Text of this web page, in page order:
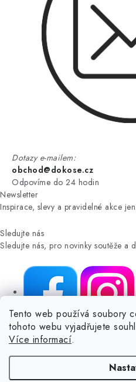
Tento web používá soubory
tohoto webu vyjadřujete
Více informací.
Dotazy e-mailem:
obchod@dokose.cz
Odpovíme do 24 hodin
Newsletter
Inspirace, slevy a pravidelné akce
Sledujte nás
Sledujte nás, pro novinky soutěže a
NIKARO, s.r.o.
- Dokoše.cz,
Votice, ČESKÁ REPUBLIKA
Podle zákona o evidenci tržeb je